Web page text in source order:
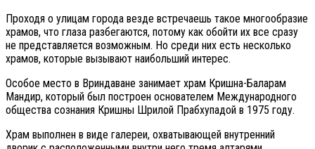
Проходя о улицам города везде встречаешь такое многообразие
храмов, что глаза разбегаются, потому как обойти их все сразу
не представляется возможным. Но среди них есть несколько
храмов, которые вызывают наибольший интерес.
Особое место в Вриндаване занимает храм Кришна-Баларам
Мандир, который был построен основателем Международного
общества сознания Кришны Шрилой Прабхупадой в 1975 году.
Храм выполнен в виде галереи, охватывающей внутренний